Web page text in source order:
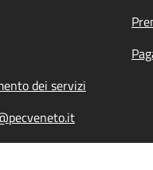
dei servizi